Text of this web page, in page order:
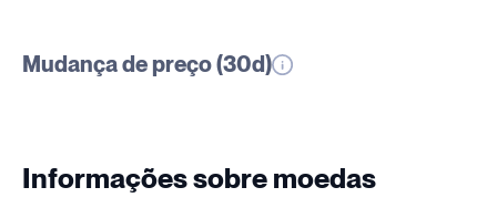
Mudança de preço (30d)
Informações sobre moedas